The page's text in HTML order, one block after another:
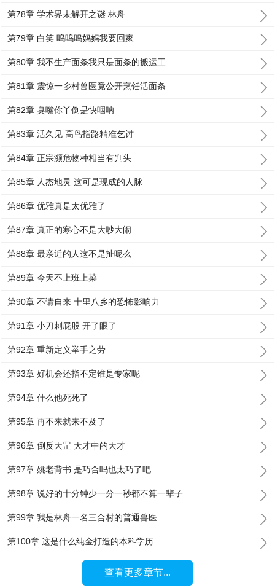
第78章 学术界未解开之谜 林舟
第79章 白笑 呜呜呜妈妈我要回家
第80章 我不生产面条我只是面条的搬运工
第81章 震惊一乡村兽医竟公开烹饪活面条
第82章 臭嘴你丫倒是快咽呐
第83章 活久见 高鸟指路精准乞讨
第84章 正宗濒危物种相当有判头
第85章 人杰地灵 这可是现成的人脉
第86章 优雅真是太优雅了
第87章 真正的寒心不是大吵大闹
第88章 最亲近的人这不是扯呢么
第89章 今天不上班上菜
第90章 不请自来 十里八乡的恐怖影响力
第91章 小刀剌屁股 开了眼了
第92章 重新定义举手之劳
第93章 好机会还指不定谁是专家呢
第94章 什么他死死了
第95章 再不来就来不及了
第96章 倒反天罡 天才中的天才
第97章 姚老背书 是巧合吗也太巧了吧
第98章 说好的十分钟少一分一秒都不算一辈子
第99章 我是林舟一名三合村的普通兽医
第100章 这是什么纯金打造的本科学历
查看更多章节...